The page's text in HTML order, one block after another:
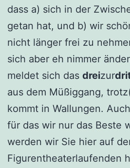
dass a) sich in der
getan hat, und b) wir
nicht länger frei zu
sich aber eh nimmer
meldet sich das dreizur
aus dem Müßiggang,
kommt in Wallungen.
für das wir nur das Beste
werden wir Sie hier auf
Figurentheaterlaufenden